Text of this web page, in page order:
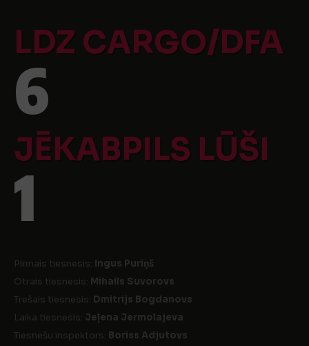
LDZ CARGO/DFA
6
JĒKABPILS LŪŠI
1
Pirmais tiesnesis: Ingus Puriņš
Otrais tiesnesis: Mihails Suvorovs
Trešais tiesnesis: Dmitrijs Bogdanovs
Laika tiesnesis: Jeļena Jermolajeva
Tiesnešu inspektors: Boriss Adjutovs